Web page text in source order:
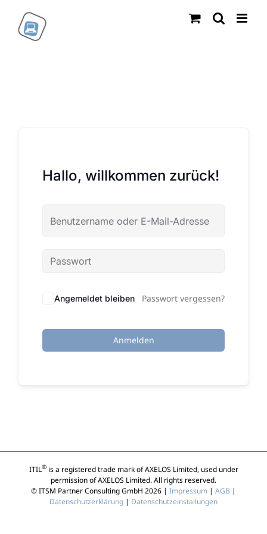
Inhalt
springen
Hallo, willkommen zurück!
Angemeldet bleiben Passwort vergessen?
Anmelden
ITIL®is a registered trade mark of AXELOS Limited, used under
permission of AXELOS Limited. All rights reserved.
© ITSM Partner Consulting GmbH 2026 | Impressum | AGB |
Datenschutzerklärung | Datenschutzeinstallungen